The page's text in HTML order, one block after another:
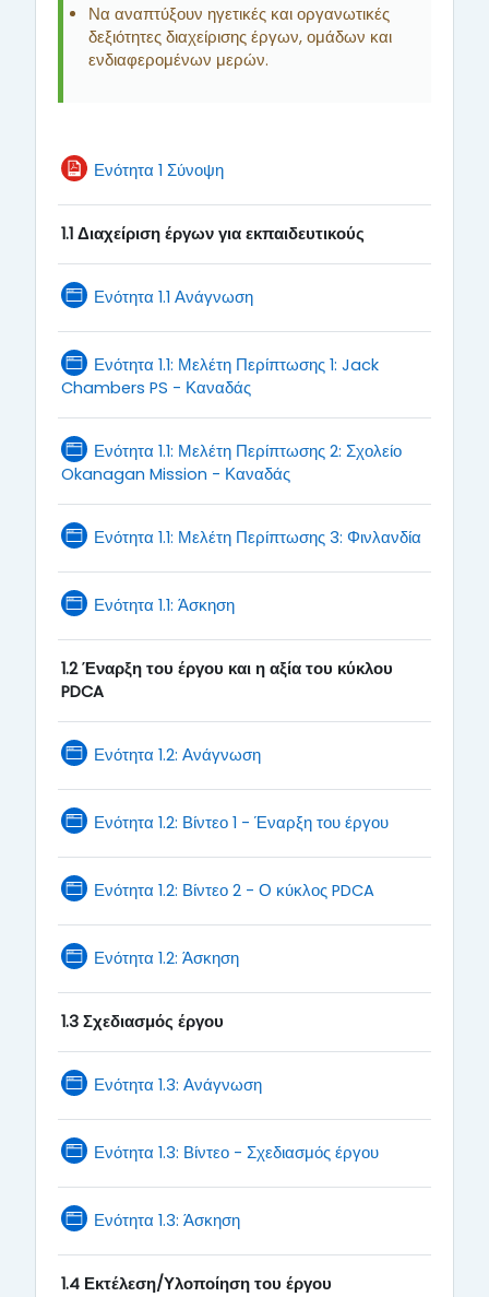
Να αναπτύξουν ηγετικές και οργανωτικές
δεξιότητες διαχείρισης έργων, ομάδων και
ενδιαφερομένων μερών.
Ενότητα 1 ΣύνοψηFile
1.1 Διαχείριση έργων για εκπαιδευτικούς
Ενότητα 1.1 ΑνάγνωσηPage
Ενότητα 1.1: Μελέτη Περίπτωσης 1: Jack
Chambers PS - ΚαναδάςPage
Ενότητα 1.1: Μελέτη Περίπτωσης 2: Σχολείο
Okanagan Mission - ΚαναδάςPage
Ενότητα 1.1: Μελέτη Περίπτωσης 3: ΦινλανδίαPage
Ενότητα 1.1: ΆσκησηPage
1.2 Έναρξη του έργου και η αξία του κύκλου
PDCA
Ενότητα 1.2: ΑνάγνωσηPage
Ενότητα 1.2: Βίντεο 1 - Έναρξη του έργουPage
Ενότητα 1.2: Βίντεο 2 - Ο κύκλος PDCA
Ενότητα 1.2: ΆσκησηPage
1.3 Σχεδιασμός έργου
Ενότητα 1.3: ΑνάγνωσηPage
Ενότητα 1.3: Βίντεο - Σχεδιασμός έργουPage
Ενότητα 1.3: ΆσκησηPage
1.4 Εκτέλεση/Υλοποίηση του έργου